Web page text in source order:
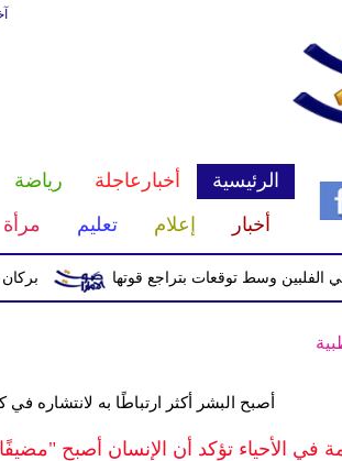
الرئيسية أخبارعاجلة رياضة
أخبار
إعلام تعليم مرأة
بركان فويجو في وسط توقعات بتراجع قوتها
أصبح البشر أكثر ارتباطًا به لانتشاره
في الأحياء تؤكد أن الإنسان أصبح